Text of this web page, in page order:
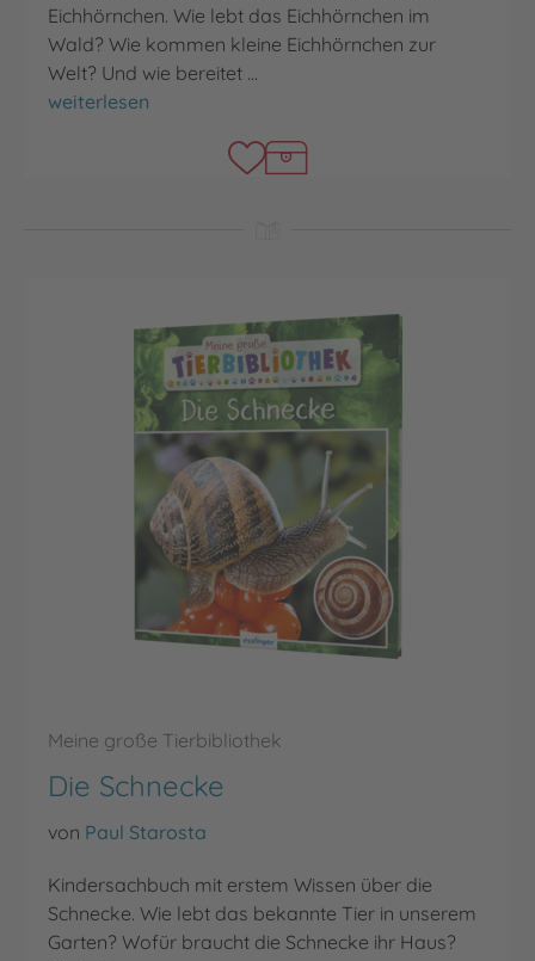
Eichhörnchen. Wie lebt das Eichhörnchen im
Wald? Wie kommen kleine Eichhörnchen zur
Welt? Und wie bereitet …
Das Eichhörnchen
weiterlesen
Meine große Tierbibliothek
Die Schnecke
von Paul Starosta
Kindersachbuch mit erstem Wissen über die
Schnecke. Wie lebt das bekannte Tier in unserem
Garten? Wofür braucht die Schnecke ihr Haus?